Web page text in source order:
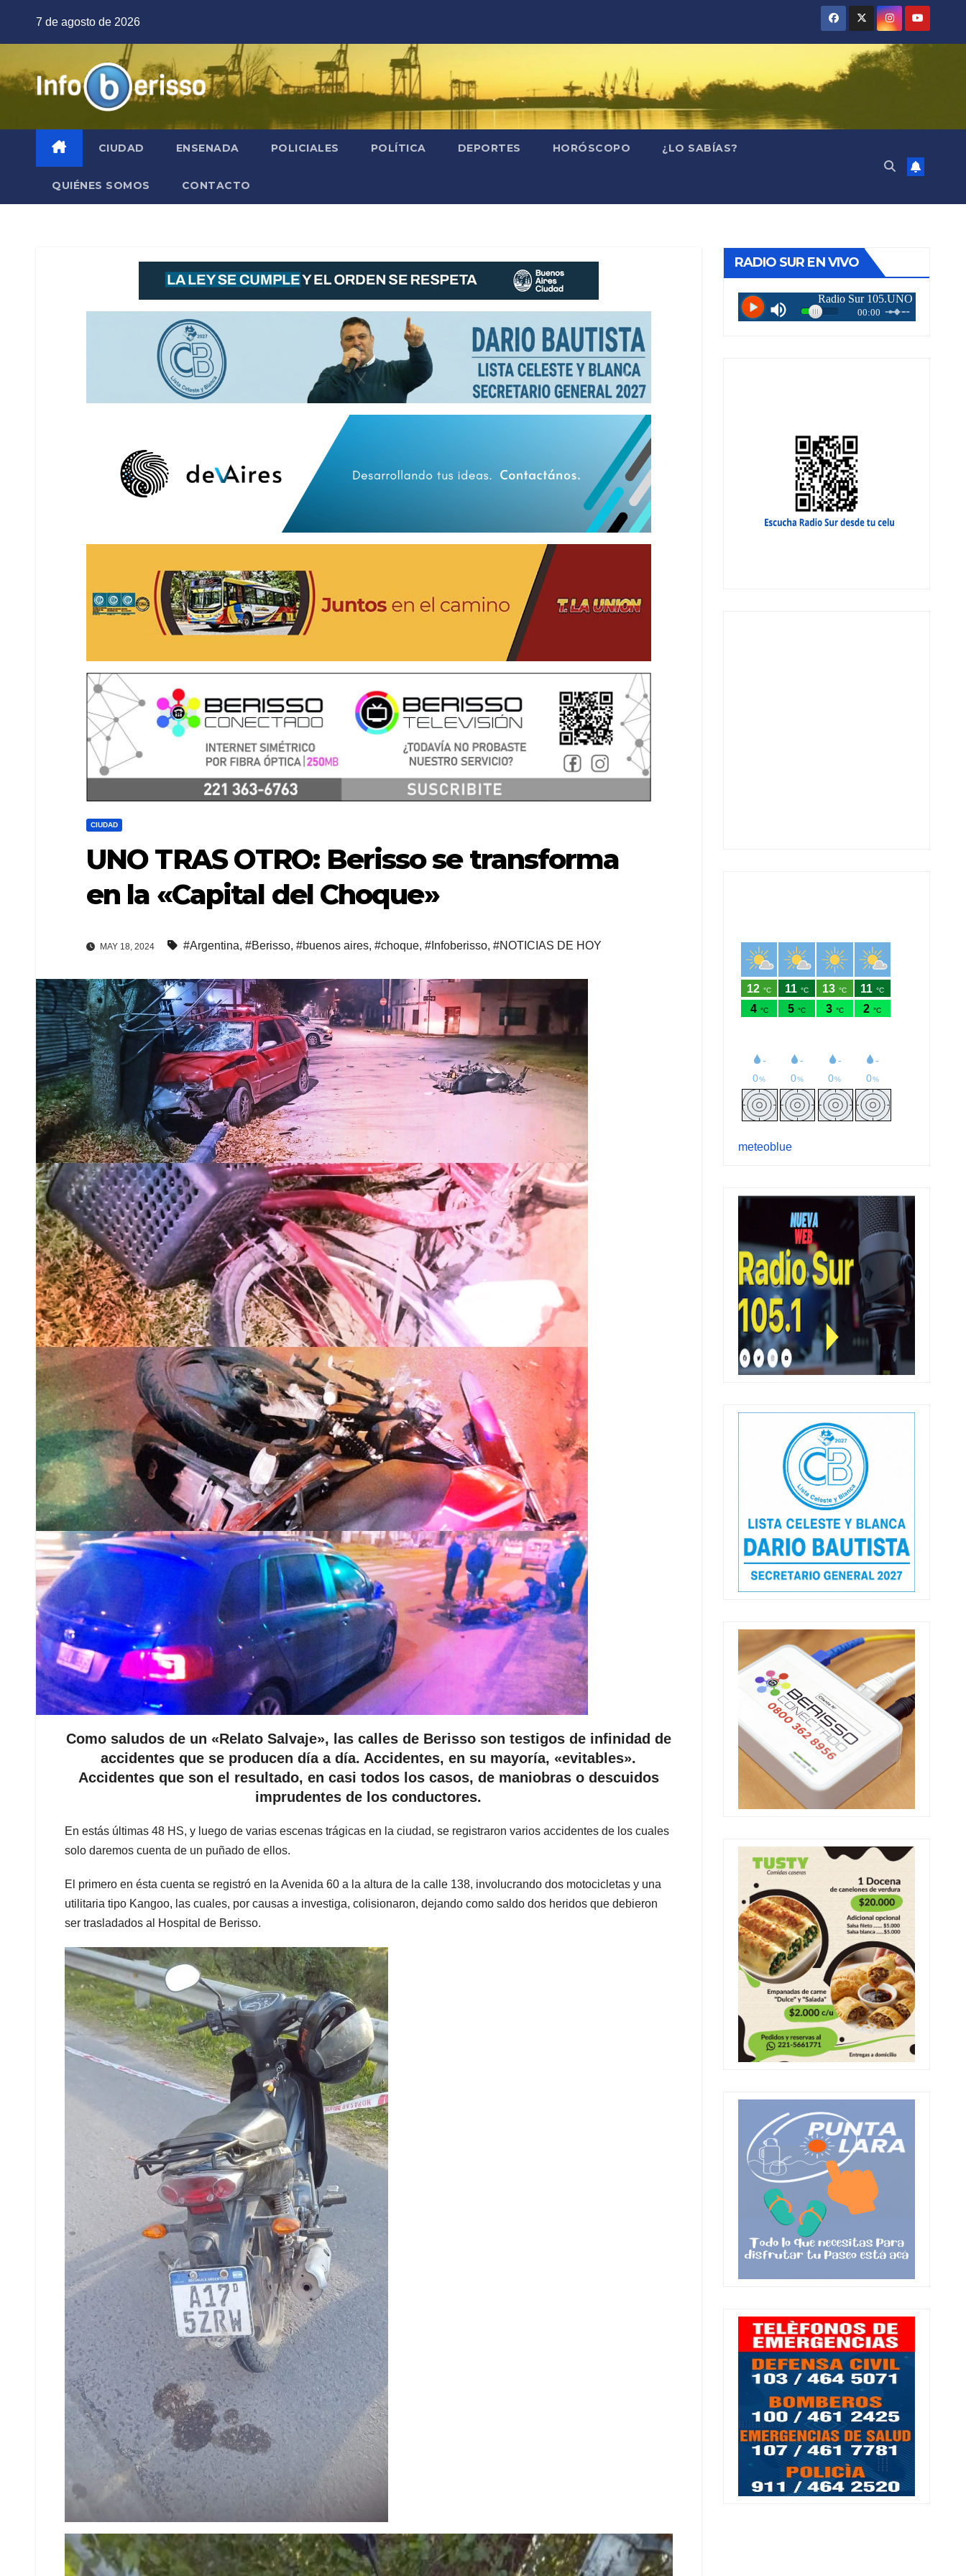
7 de agosto de 2026
CIUDAD ENSENADA POLICIALES POLÍTICA DEPORTES HORÓSCOPO ¿LO SABÍAS?
QUIÉNES SOMOS CONTACTO
CIUDAD
UNO TRAS OTRO: Berisso se transforma
en la «Capital del Choque»
MAY 18, 2024 #Argentina, #Berisso, #buenos aires, #choque, #Infoberisso, #NOTICIAS DE HOY
Como saludos de un «Relato Salvaje», las calles de Berisso son testigos de infinidad de
accidentes que se producen día a día. Accidentes, en su mayoría, «evitables».
Accidentes que son el resultado, en casi todos los casos, de maniobras o descuidos
imprudentes de los conductores.
En estás últimas 48 HS, y luego de varias escenas trágicas en la ciudad, se registraron varios accidentes de los cuales
solo daremos cuenta de un puñado de ellos.
El primero en ésta cuenta se registró en la Avenida 60 a la altura de la calle 138, involucrando dos motocicletas y una
utilitaria tipo Kangoo, las cuales, por causas a investiga, colisionaron, dejando como saldo dos heridos que debieron
ser trasladados al Hospital de Berisso.
RADIO SUR EN VIVO
meteoblue